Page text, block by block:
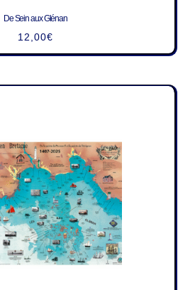
De Sein aux Glénan
12,00€